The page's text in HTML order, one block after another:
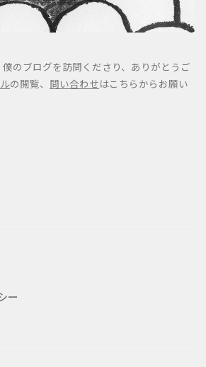
のブログを訪問くださり、ありがとうご
の閲覧、 問い合わせはこちらからお願い
ー